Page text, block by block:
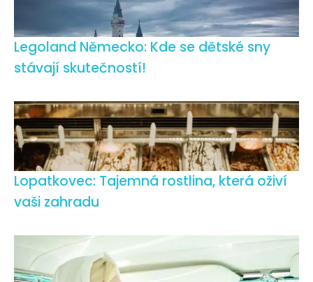
Legoland Německo: Kde se dětské sny
stávají skutečností!
Lopatkovec: Tajemná rostlina, která oživí
vaši zahradu